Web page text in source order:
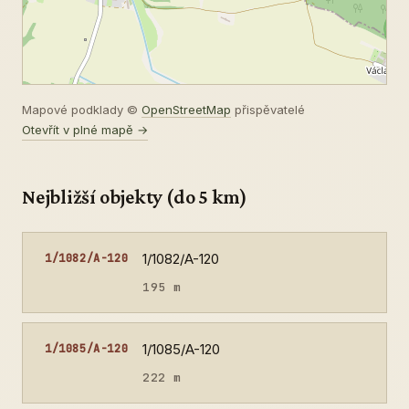
Mapové podklady © OpenStreetMap přispěvatelé
Otevřít v plné mapě →
Nejbližší objekty (do 5 km)
1/1082/A-120 1/1082/A-120
195 m
1/1085/A-120 1/1085/A-120
222 m